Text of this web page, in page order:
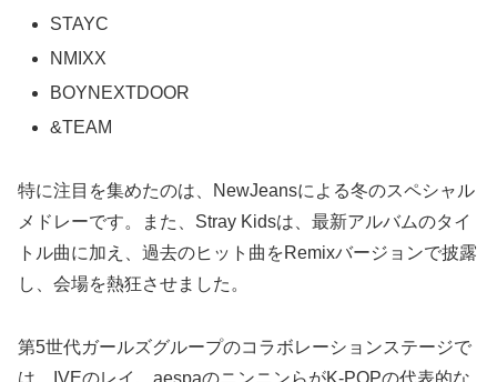
STAYC
NMIXX
BOYNEXTDOOR
&TEAM
特に注目を集めたのは、NewJeansによる冬のスペシャル
メドレーです。また、Stray Kidsは、最新アルバムのタイ
トル曲に加え、過去のヒット曲をRemixバージョンで披露
し、会場を熱狂させました。
第5世代ガールズグループのコラボレーションステージで
は、IVEのレイ、aespaのニンニンらがK-POPの代表的な